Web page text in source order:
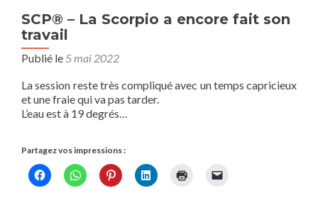
SCP® – La Scorpio a encore fait son
travail
Publié le 5 mai 2022
La session reste très compliqué avec un temps capricieux
et une fraie qui va pas tarder.
L’eau est à 19 degrés…
Partagez vos impressions :